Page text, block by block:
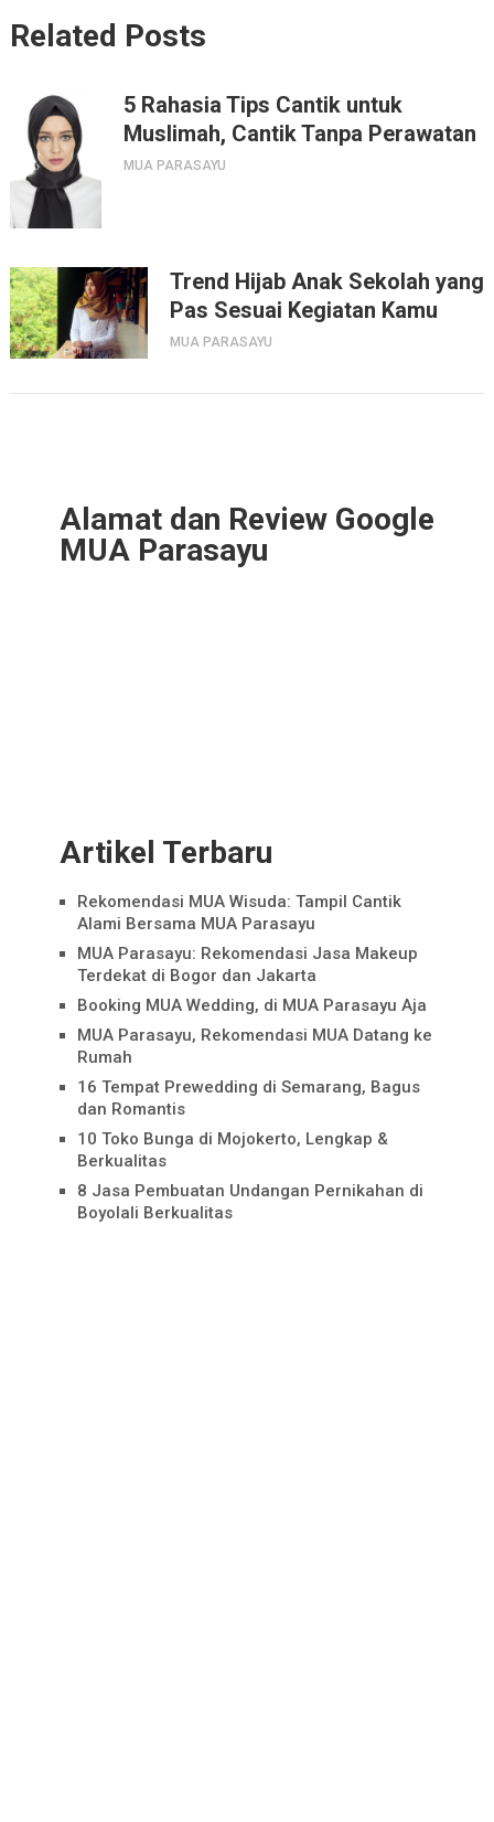
Related Posts
5 Rahasia Tips Cantik untuk
Muslimah, Cantik Tanpa Perawatan
MUA PARASAYU
Trend Hijab Anak Sekolah yang
Pas Sesuai Kegiatan Kamu
MUA PARASAYU
Alamat dan Review Google
MUA Parasayu
Artikel Terbaru
Rekomendasi MUA Wisuda: Tampil Cantik
Alami Bersama MUA Parasayu
MUA Parasayu: Rekomendasi Jasa Makeup
Terdekat di Bogor dan Jakarta
Booking MUA Wedding, di MUA Parasayu Aja
MUA Parasayu, Rekomendasi MUA Datang ke
Rumah
16 Tempat Prewedding di Semarang, Bagus
dan Romantis
10 Toko Bunga di Mojokerto, Lengkap &
Berkualitas
8 Jasa Pembuatan Undangan Pernikahan di
Boyolali Berkualitas